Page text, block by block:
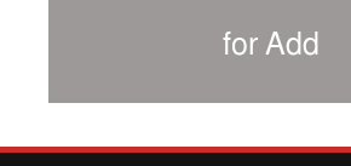
সাফের হ্যাটট্রিক মিশনে থাইল্যান্ডের পথে
বায়ার্নকে বিদায় করে ফাইনালে পিএসজি
আগামী বছর থেকে শিক্ষাক্ষেত্রে খেলাধুলা
for Add